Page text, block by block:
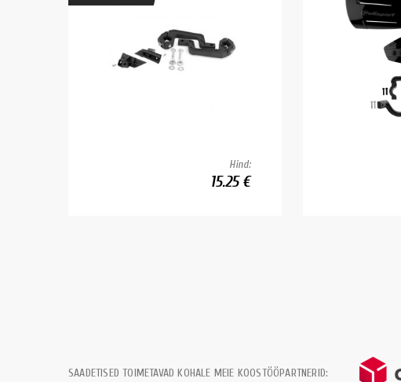
Hind:
15.25 €
SAADETISED TOIMETAVAD KOHALE MEIE KOOSTÖÖPARTNERID: